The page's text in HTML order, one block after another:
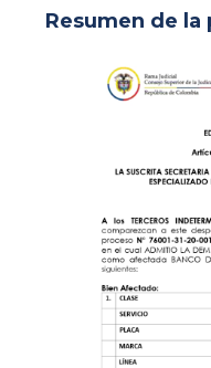
Resumen de la